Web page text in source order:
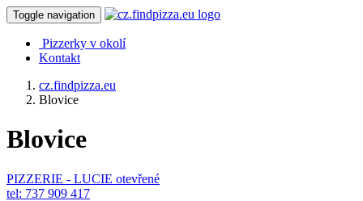
Toggle navigation
Pizzerky v okolí
Kontakt
cz.findpizza.eu
Blovice
Blovice
PIZZERIE - LUCIE otevřené
tel: 737 909 417